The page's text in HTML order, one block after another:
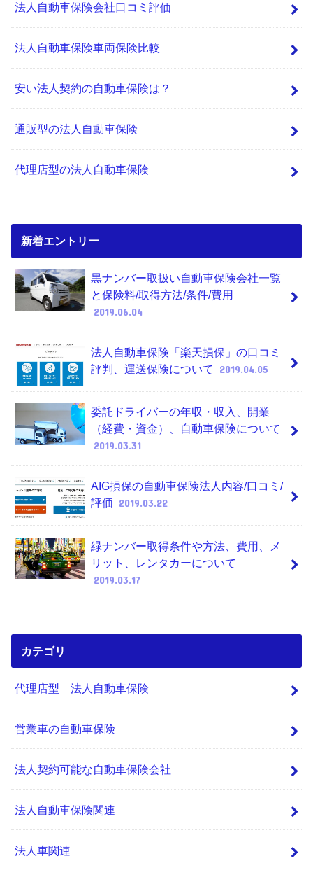
法人自動車保険会社口コミ評価
法人自動車保険車両保険比較
安い法人契約の自動車保険は？
通販型の法人自動車保険
代理店型の法人自動車保険
新着エントリー
黒ナンバー取扱い自動車保険会社一覧
と保険料/取得方法/条件/費用
2019.06.04
法人自動車保険「楽天損保」の口コミ
評判、運送保険について
2019.04.05
委託ドライバーの年収・収入、開業
（経費・資金）、自動車保険について
2019.03.31
AIG損保の自動車保険法人内容/口コミ/
評価 2019.03.22
緑ナンバー取得条件や方法、費用、メ
リット、レンタカーについて
2019.03.17
カテゴリ
代理店型 法人自動車保険
営業車の自動車保険
法人契約可能な自動車保険会社
法人自動車保険関連
法人車関連